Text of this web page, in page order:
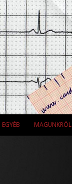
EGYÉB MAGUNKRÓL